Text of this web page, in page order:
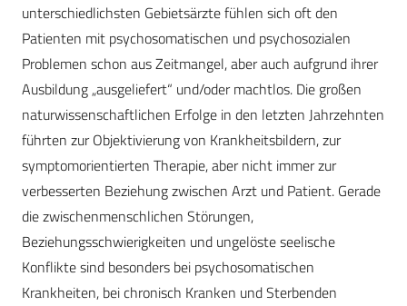
unterschiedlichsten Gebietsärzte fühlen sich oft den
Patienten mit psychosomatischen und psychosozialen
Problemen schon aus Zeitmangel, aber auch aufgrund ihrer
Ausbildung „ausgeliefert“ und/oder machtlos. Die großen
naturwissenschaftlichen Erfolge in den letzten Jahrzehnten
führten zur Objektivierung von Krankheitsbildern, zur
symptomorientierten Therapie, aber nicht immer zur
verbesserten Beziehung zwischen Arzt und Patient. Gerade
die zwischenmenschlichen Störungen,
Beziehungsschwierigkeiten und ungelöste seelische
Konflikte sind besonders bei psychosomatischen
Krankheiten, bei chronisch Kranken und Sterbenden